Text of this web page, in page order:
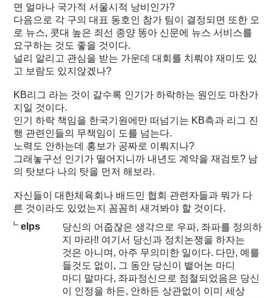
면 얼마나 국가적 서울시적 낭비인가?
다음으로 각 구의 대표 동호인 참가 팀이 결정되면 또한 오
로 뉴스, 콧대 높은 죄선 종양 똥아 신문에 뉴스 서비스를
요구하는 것도 좋을 것이다.
널리 알리고 관심을 받는 가운데 대회를 치뤄야 재미도 있
고 보람도 있지않겠나?
KB리그 라는 것이 갈수록 인기가 하락하는 원인도 마찬가
지일 것이다.
인기 하락 책임을 한국기원에만 떠넘기는 KB측과 리그 진
행 관련인들의 무책임이 도를 넘는다.
노력도 안하는데 홍보가 공짜로 이뤄지나?
그래놓구선 인기가 떨어지니까 내년도 계약을 재검토? 남
의 탓보다 나의 탓을 먼저 해보라.
자신들이 대한체육회나 배드민 협회 관련자들과 뭐가 다
른 것이라도 있었는지 꼼꼼히 새겨봐야 할 것이다.
elps
당신의 어줍잖은 생각으로 우파, 좌파를 정의하
지 마라!! 여기서 당신과 정치논쟁을 하자는
것은 아니며, 아주 무의미한 일이다. 다만, 예를
들것도 없이, 그 동안 당신이 뱉어논 마디
마디 말마다, 좌파정신으로 점철되었음은 당신
이 인정을 하든, 안하든 상관없이 이미 세상